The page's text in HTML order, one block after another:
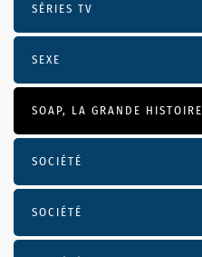
SÉRIES TV
SEXE
SOAP, LA GRANDE HISTOIRE
SOCIÉTÉ
SOCIÉTÉ